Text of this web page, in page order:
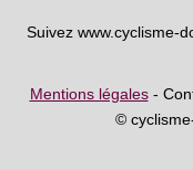
Suivez www.cyclisme-
Mentions légales-
©